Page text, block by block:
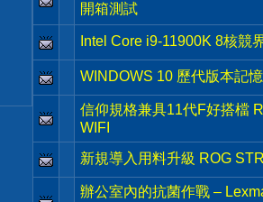
開箱測試
Intel Core i9-11900K 8核競
WINDOWS 10 歷代版本記
信仰規格兼具11代F好搭檔
WIFI
新規導入用料升級 ROG
辦公室內的抗菌作戰 –